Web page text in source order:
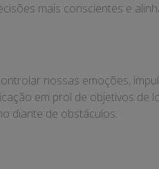
mais conscientes e
nossas emoções,
em prol de objetivos
diante de obstáculos.